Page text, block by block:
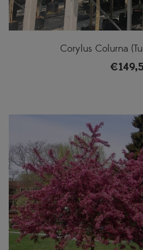
Corylus Colurna
€